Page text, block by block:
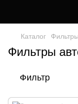
Каталог
Фильтры
Фильтр